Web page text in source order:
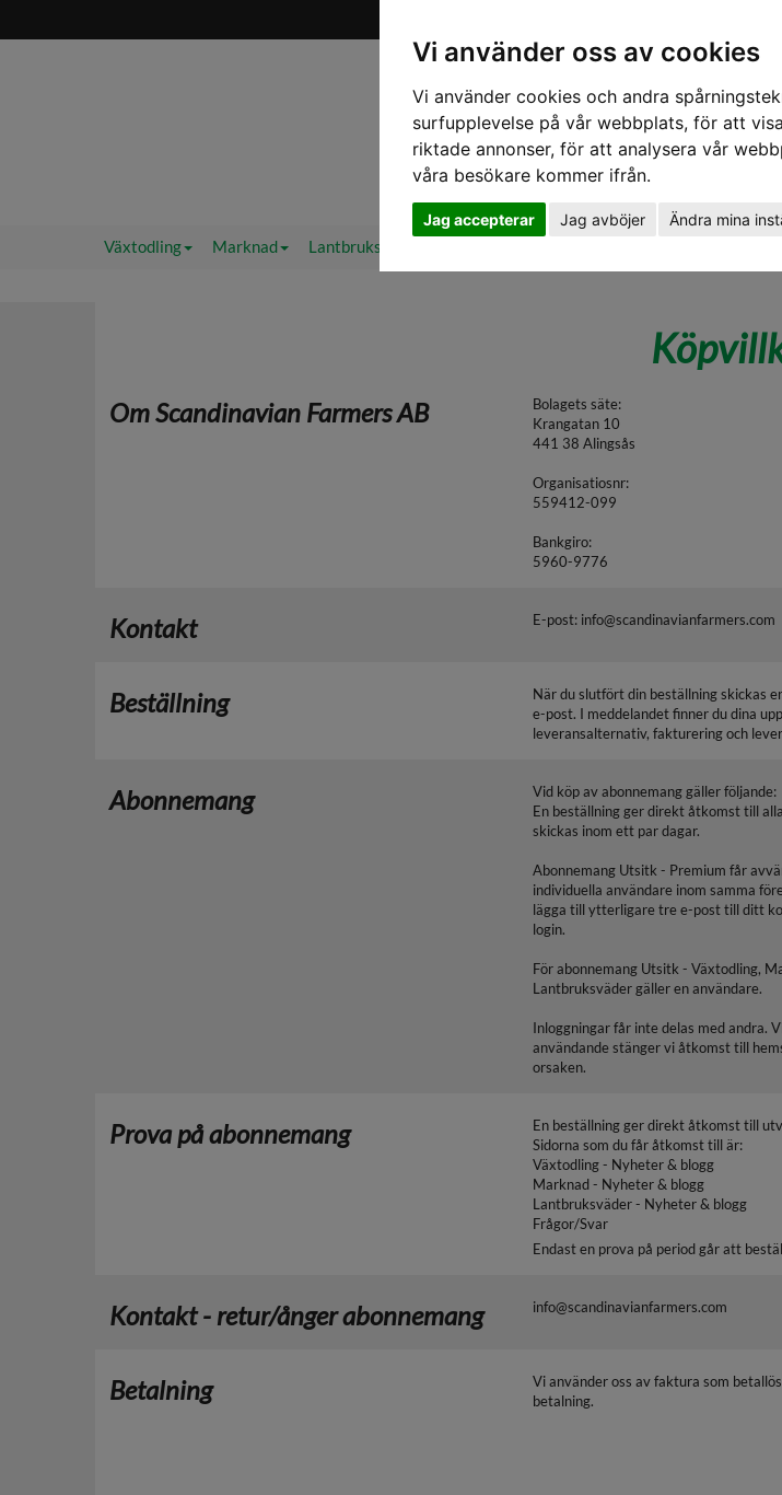
Vi använder oss av cookies
Vi använder cookies och andra
surfupplevelse på vår webbplats, för att
riktade annonser, för att analysera vår
våra besökare kommer ifrån.
Jag accepterar Jag avböjer Ändra mina
Växtodling Marknad Lantbruksväder 2.0
Om Scandinavian Farmers AB
Bolagets säte:
Krangatan 10
441 38 Alingsås
Organisatiosnr:
559412-099
Bankgiro:
5960-9776
Kontakt E-post: info@scandinavianfarmers.com
Beställning
När du slutfört din beställning skickas
e-post. I meddelandet finner du dina
leveransalternativ, fakturering och
Abonnemang
Vid köp av abonnemang gäller följande:
En beställning ger direkt åtkomst till
skickas inom ett par dagar.
Abonnemang Utsitk - Premium får
individuella användare inom samma
lägga till ytterligare tre e-post till ditt
login.
För abonnemang Utsitk - Växtodling,
Lantbruksväder gäller en användare.
Inloggningar får inte delas med andra.
användande stänger vi åtkomst till
orsaken.
Prova på abonnemang
En beställning ger direkt åtkomst till
Sidorna som du får åtkomst till är:
Växtodling - Nyheter & blogg
Marknad - Nyheter & blogg
Lantbruksväder - Nyheter & blogg
Frågor/Svar
Endast en prova på period går att
Kontakt - retur/ånger abonnemang info@scandinavianfarmers.com
Betalning
Vi använder oss av faktura som
betalning.